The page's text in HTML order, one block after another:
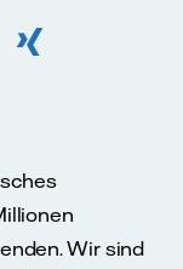
Wir sind